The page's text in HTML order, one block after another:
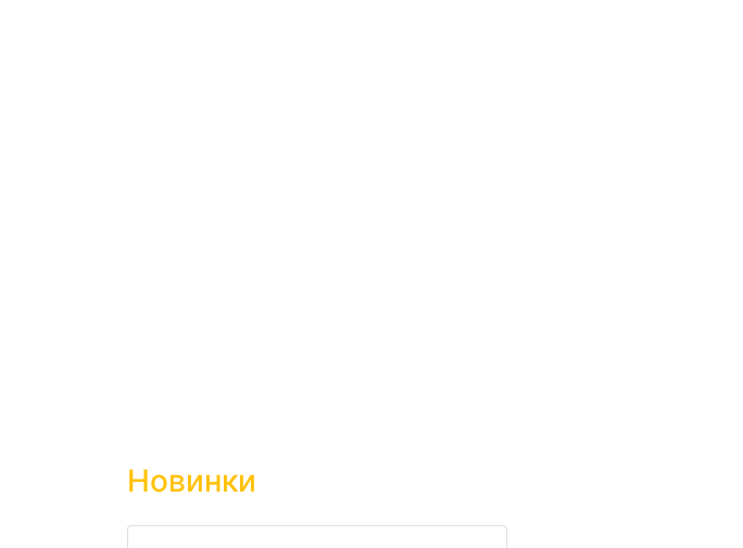
Новинки